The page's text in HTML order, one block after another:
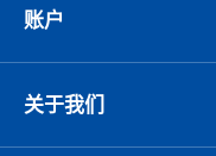
账户
关于我们